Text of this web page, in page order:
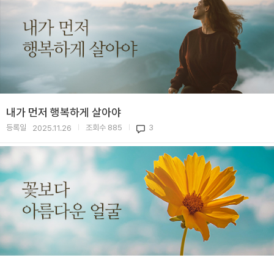
내가 먼저 행복하게 살아야
등록일 2025.11.26 조회수 885 3